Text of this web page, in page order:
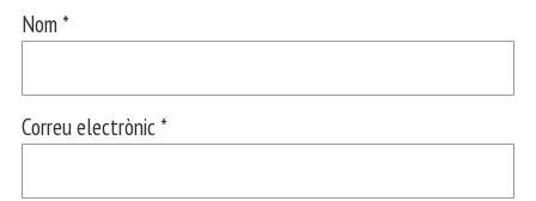
Nom *
Correu electrònic *